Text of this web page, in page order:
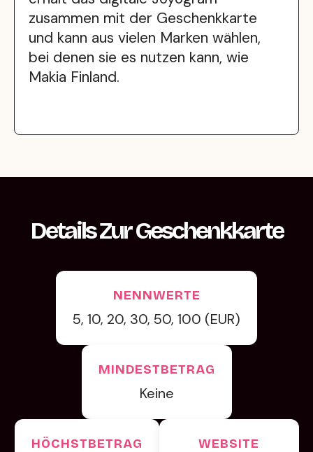
zusammen mit der Geschenkkarte
und kann aus vielen Marken wählen,
bei denen sie es nutzen kann, wie
Makia Finland.
Details Zur Geschenkkarte
NENNWERTE
5, 10, 20, 30, 50, 100 (EUR)
MINDESTBETRAG
Keine
HÖCHSTBETRAG WEBSITE